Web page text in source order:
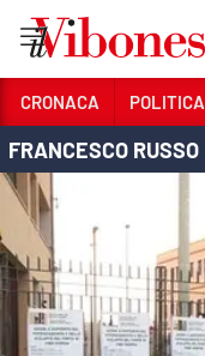
Sezioni
CRONACA
POLITICA
SANITÀ
AMBIENTE
CRONACA POLITICA
FRANCESCO RUSSO